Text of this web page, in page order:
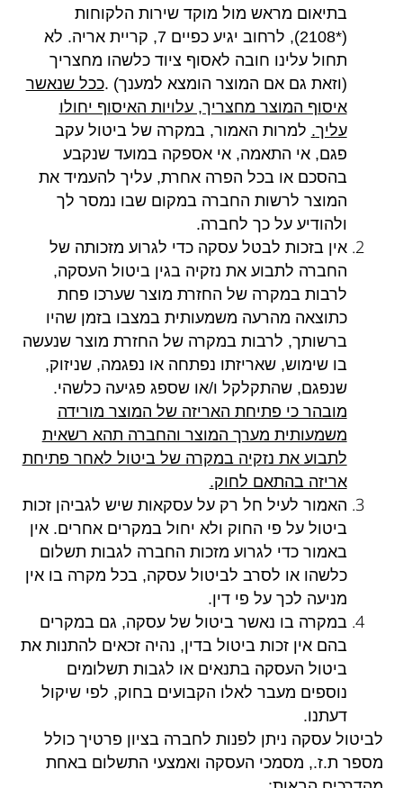
בתיאום מראש מול מוקד שירות הלקוחות
(*2108), לרחוב יגיע כפיים 7, קריית אריה. לא
תחול עלינו חובה לאסוף ציוד כלשהו מחצריך
(וזאת גם אם המוצר הומצא למענך) .ככל שנאשר
איסוף המוצר מחצריך, עלויות האיסוף יחולו
עליך. למרות האמור, במקרה של ביטול עקב
פגם, אי התאמה, אי אספקה במועד שנקבע
בהסכם או בכל הפרה אחרת, עליך להעמיד את
המוצר לרשות החברה במקום שבו נמסר לך
ולהודיע על כך לחברה.
אין בזכות לבטל עסקה כדי לגרוע מזכותה של
החברה לתבוע את נזקיה בגין ביטול העסקה,
לרבות במקרה של החזרת מוצר שערכו פחת
כתוצאה מהרעה משמעותית במצבו בזמן שהיו
ברשותך, לרבות במקרה של החזרת מוצר שנעשה
בו שימוש, שאריזתו נפתחה או נפגמה, שניזוק,
שנפגם, שהתקלקל ו/או שספג פגיעה כלשהי.
מובהר כי פתיחת האריזה של המוצר מורידה
משמעותית מערך המוצר והחברה תהא רשאית
לתבוע את נזקיה במקרה של ביטול לאחר פתיחת
אריזה בהתאם לחוק.
האמור לעיל חל רק על עסקאות שיש לגביהן זכות
ביטול על פי החוק ולא יחול במקרים אחרים. אין
באמור כדי לגרוע מזכות החברה לגבות תשלום
כלשהו או לסרב לביטול עסקה, בכל מקרה בו אין
מניעה לכך על פי דין.
במקרה בו נאשר ביטול של עסקה, גם במקרים
בהם אין זכות ביטול בדין, נהיה זכאים להתנות את
ביטול העסקה בתנאים או לגבות תשלומים
נוספים מעבר לאלו הקבועים בחוק, לפי שיקול
דעתנו.
לביטול עסקה ניתן לפנות לחברה בציון פרטיך כולל
מספר ת.ז., מסמכי העסקה ואמצעי התשלום באחת